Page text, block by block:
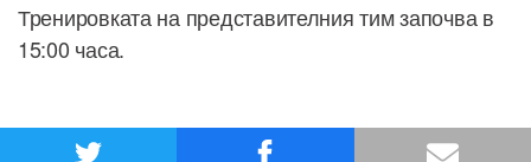
Тренировката на представителния тим започва в
15:00 часа.